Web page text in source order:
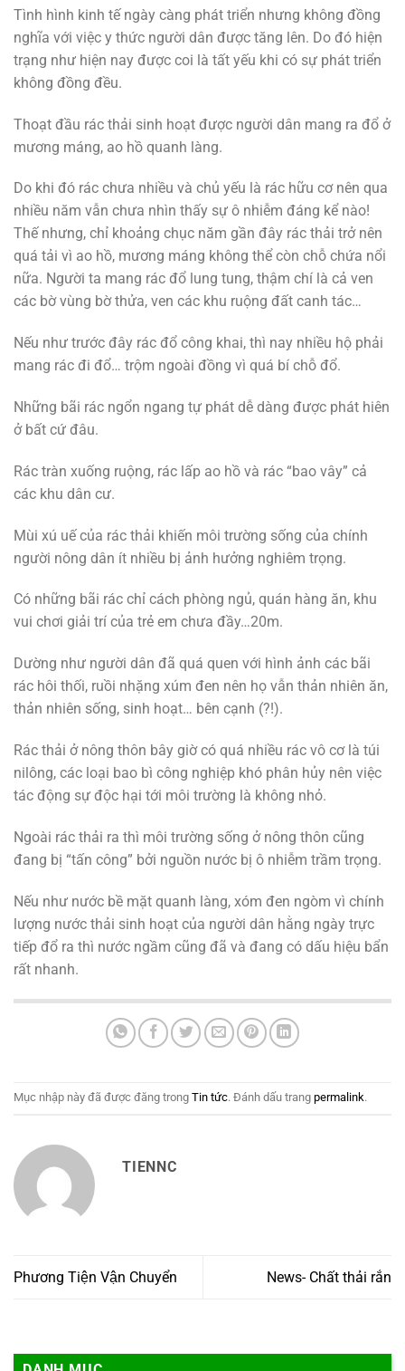
Tình hình kinh tế ngày càng phát triển nhưng không đồng
nghĩa với việc y thức người dân được tăng lên. Do đó hiện
trạng như hiện nay được coi là tất yếu khi có sự phát triển
không đồng đều.
Thoạt đầu rác thải sinh hoạt được người dân mang ra đổ ở
mương máng, ao hồ quanh làng.
Do khi đó rác chưa nhiều và chủ yếu là rác hữu cơ nên qua
nhiều năm vẫn chưa nhìn thấy sự ô nhiễm đáng kể nào!
Thế nhưng, chỉ khoảng chục năm gần đây rác thải trở nên
quá tải vì ao hồ, mương máng không thể còn chỗ chứa nổi
nữa. Người ta mang rác đổ lung tung, thậm chí là cả ven
các bờ vùng bờ thửa, ven các khu ruộng đất canh tác…
Nếu như trước đây rác đổ công khai, thì nay nhiều hộ phải
mang rác đi đổ… trộm ngoài đồng vì quá bí chỗ đổ.
Những bãi rác ngổn ngang tự phát dễ dàng được phát hiên
ở bất cứ đâu.
Rác tràn xuống ruộng, rác lấp ao hồ và rác “bao vây” cả
các khu dân cư.
Mùi xú uế của rác thải khiến môi trường sống của chính
người nông dân ít nhiều bị ảnh hưởng nghiêm trọng.
Có những bãi rác chỉ cách phòng ngủ, quán hàng ăn, khu
vui chơi giải trí của trẻ em chưa đầy…20m.
Dường như người dân đã quá quen với hình ảnh các bãi
rác hôi thối, ruồi nhặng xúm đen nên họ vẫn thản nhiên ăn,
thản nhiên sống, sinh hoạt… bên cạnh (?!).
Rác thải ở nông thôn bây giờ có quá nhiều rác vô cơ là túi
nilông, các loại bao bì công nghiệp khó phân hủy nên việc
tác động sự độc hại tới môi trường là không nhỏ.
Ngoài rác thải ra thì môi trường sống ở nông thôn cũng
đang bị “tấn công” bởi nguồn nước bị ô nhiễm trầm trọng.
Nếu như nước bề mặt quanh làng, xóm đen ngòm vì chính
lượng nước thải sinh hoạt của người dân hằng ngày trực
tiếp đổ ra thì nước ngầm cũng đã và đang có dấu hiệu bẩn
rất nhanh.
Mục nhập này đã được đăng trong Tin tức. Đánh dấu trang permalink.
TIENNC
Phương Tiện Vận Chuyển News- Chất thải rắn